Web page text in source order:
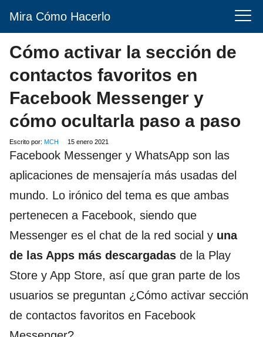
Mira Cómo Hacerlo
Cómo activar la sección de
contactos favoritos en
Facebook Messenger y
cómo ocultarla paso a paso
Escrito por: MCH 15 enero 2021
Facebook Messenger y WhatsApp son las
aplicaciones de mensajería más usadas del
mundo. Lo irónico del tema es que ambas
pertenecen a Facebook, siendo que
Messenger es el chat de la red social y una
de las Apps más descargadas de la Play
Store y App Store, así que gran parte de los
usuarios se preguntan ¿Cómo activar sección
de contactos favoritos en Facebook